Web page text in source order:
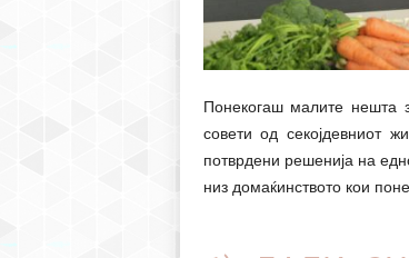
Понекогаш малите нешта
совети од секојдевниот
потврдени решенија на
низ домаќинството кои